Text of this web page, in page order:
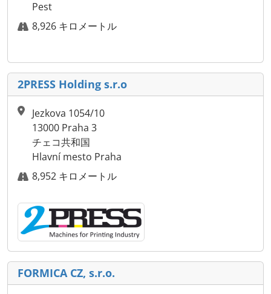
Pest
8,926 キロメートル
2PRESS Holding s.r.o
Jezkova 1054/10
13000 Praha 3
チェコ共和国
Hlavní mesto Praha
8,952 キロメートル
FORMICA CZ, s.r.o.